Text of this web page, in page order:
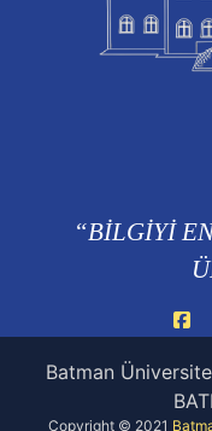
“BİLGİYİ
Batman
Copyright © 2021